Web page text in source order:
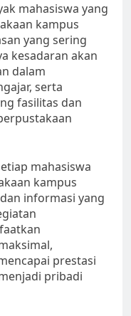
mahasiswa yang
kampus
yang sering
kesadaran akan
dalam
serta
fasilitas dan
mahasiswa
kampus
informasi yang
prestasi
pribadi